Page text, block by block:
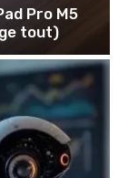
Pro M5
tout)